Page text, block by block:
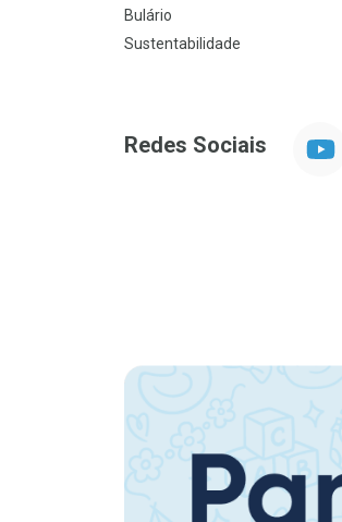
Bulário
Sustentabilidade
Redes Sociais